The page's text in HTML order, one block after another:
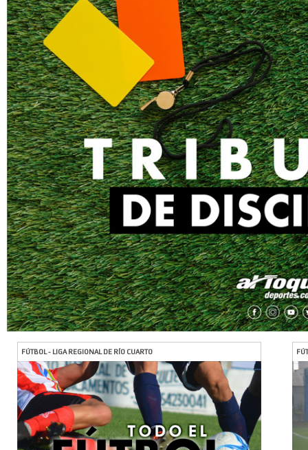
FÚTBOL - LIGA REGIONAL DE RÍO CUARTO